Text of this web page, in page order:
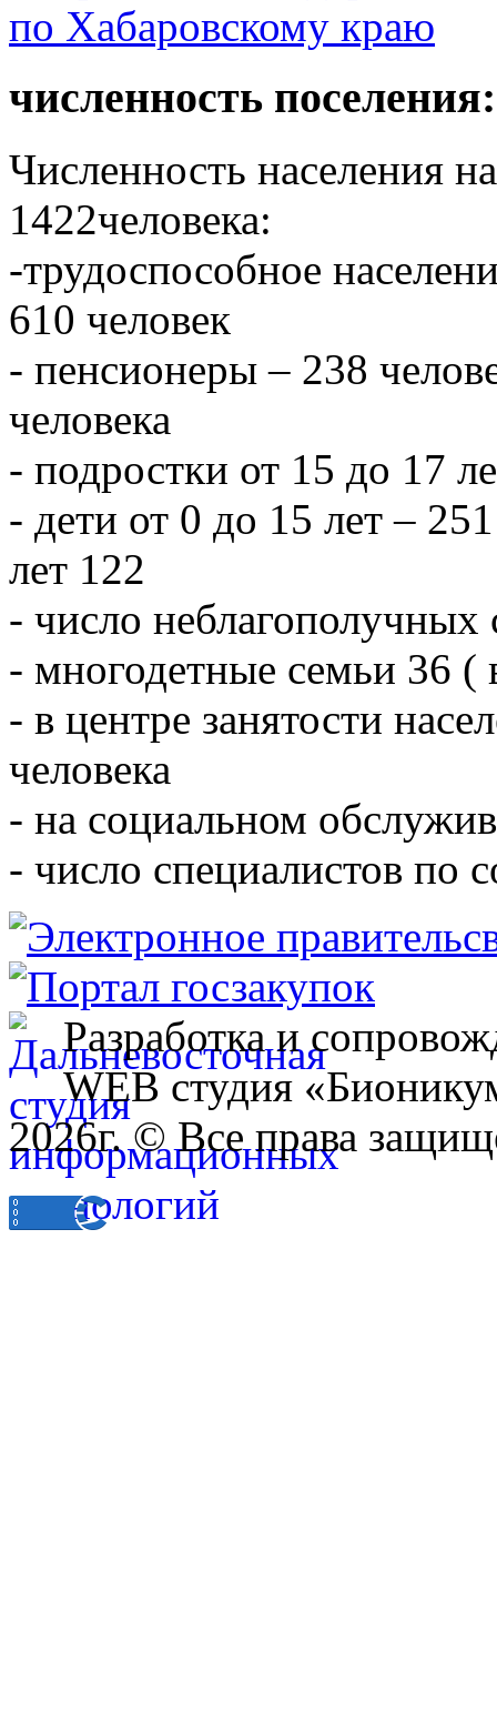
численность поселения:
Численность населения
1422человека:
-трудоспособное
610 человек
- пенсионеры – 238
человека
- подростки от 15 до 17
- дети от 0 до 15 лет –
лет 122
- число
- многодетные семьи 36 (
- в центре занятости
человека
- на социальном
- число специалистов по
Разработка и
WEB студия
2026г. © Все права